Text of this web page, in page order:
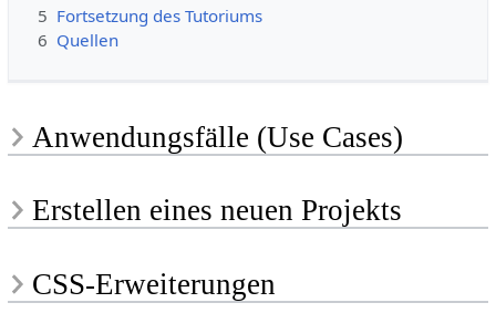
5 Fortsetzung des Tutoriums
6 Quellen
Anwendungsfälle (Use Cases)
Erstellen eines neuen Projekts
CSS-Erweiterungen